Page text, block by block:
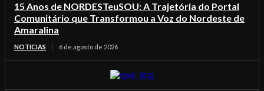
15 Anos de NORDESTeuSOU: A Trajetória do Portal
Comunitário que Transformou a Voz do Nordeste de
Amaralina
NOTICIAS 6 de agosto de 2026